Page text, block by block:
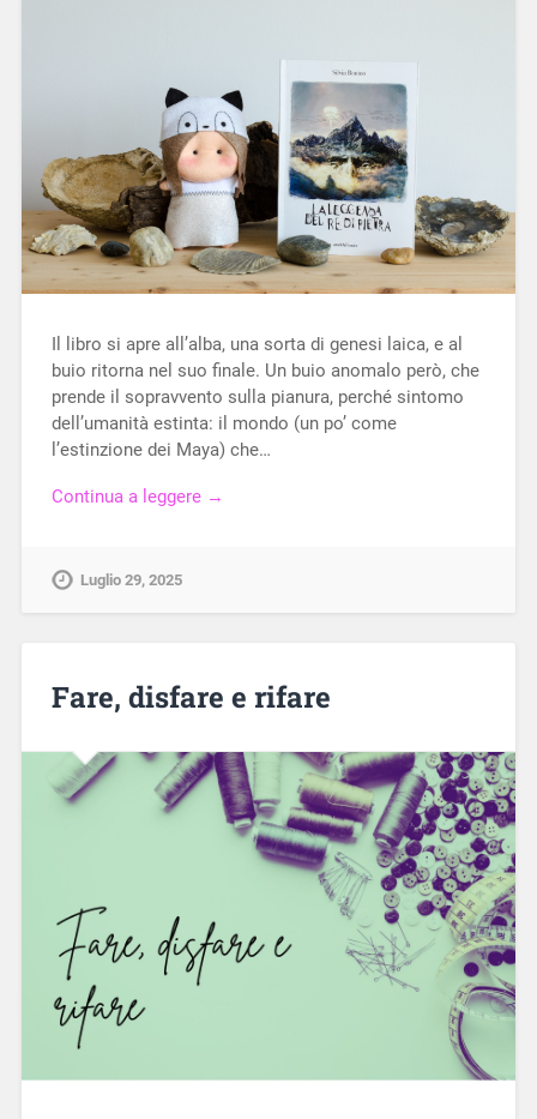
Il libro si apre all’alba, una sorta di genesi laica, e al
buio ritorna nel suo finale. Un buio anomalo però, che
prende il sopravvento sulla pianura, perché sintomo
dell’umanità estinta: il mondo (un po’ come
l’estinzione dei Maya) che…
Continua a leggere →
Luglio 29, 2025
Fare, disfare e rifare